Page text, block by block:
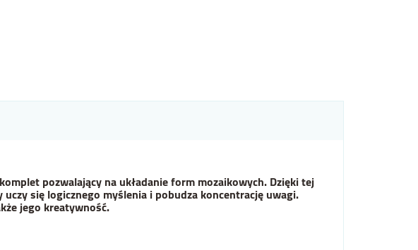
pozwalający na układanie form mozaikowych. Dzięki tej
się logicznego myślenia i pobudza koncentrację uwagi.
jego kreatywność.